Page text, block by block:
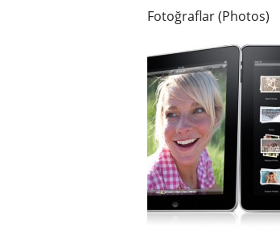
Fotoğraflar (Photos)